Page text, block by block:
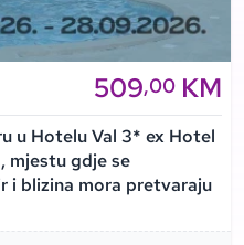
509,00 KM
u Hotelu Val 3* ex Hotel
mjestu gdje se
i blizina mora pretvaraju